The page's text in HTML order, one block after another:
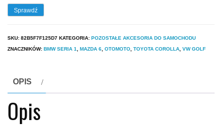
Sprawdź
SKU: 82B5F7F125D7 KATEGORIA: POZOSTAŁE AKCESORIA DO SAMOCHODU
ZNACZNIKÓW: BMW SERIA 1 MAZDA 6 OTOMOTO TOYOTA COROLLA VW GOLF
OPIS
Opis